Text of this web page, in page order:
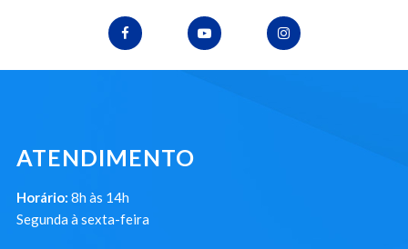
ATENDIMENTO
Horário: 8h às 14h
Segunda à sexta-feira